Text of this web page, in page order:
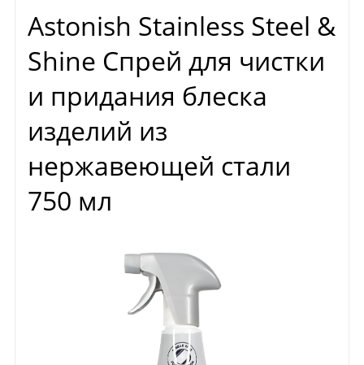
Astonish Stainless Steel &
Shine Спрей для чистки
и придания блеска
изделий из
нержавеющей стали
750 мл